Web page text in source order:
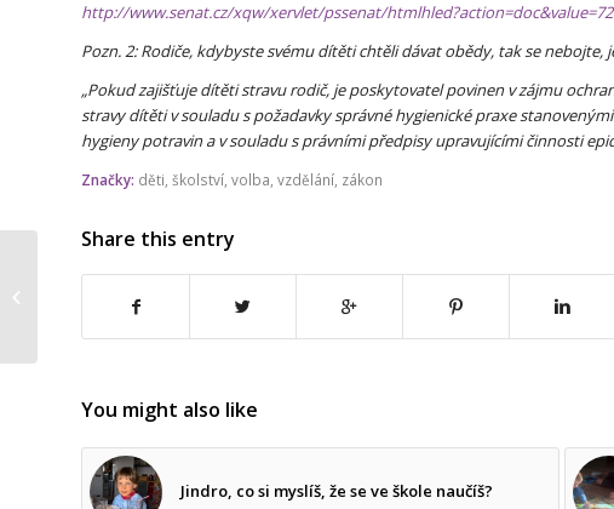
http://www.senat.cz/xqw/xervlet/pssenat/
Pozn. 2: Rodiče, kdybyste svému dítěti chtěli dávat obědy, tak se
„Pokud zajišťuje dítěti stravu rodič, je poskytovatel povinen v zájmu
stravy dítěti v souladu s požadavky správné hygienické praxe
hygieny potravin a v souladu s právními předpisy upravujícími činnosti
Značky: děti, školství, volba, vzdělání, zákon
Share this entry
You might also like
Jindro, co si myslíš, že se ve škole naučíš?
Vysoké daně nevytváří
ani plnou státní kasu,
ani bohatství a ani za...